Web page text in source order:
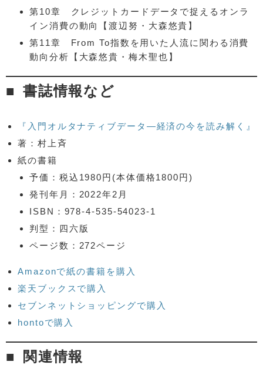
第10章 クレジットカードデータで捉えるオンラ
イン消費の動向【渡辺努・大森悠貴】
第11章 From To指数を用いた人流に関わる消費
動向分析【大森悠貴・梅木聖也】
書誌情報など
『入門オルタナティブデータ—経済の今を読み解く』
著：村上斉
紙の書籍
予価：税込1980円(本体価格1800円)
発刊年月：2022年2月
ISBN：978-4-535-54023-1
判型：四六版
ページ数：272ページ
Amazonで紙の書籍を購入
楽天ブックスで購入
セブンネットショッピングで購入
hontoで購入
関連情報